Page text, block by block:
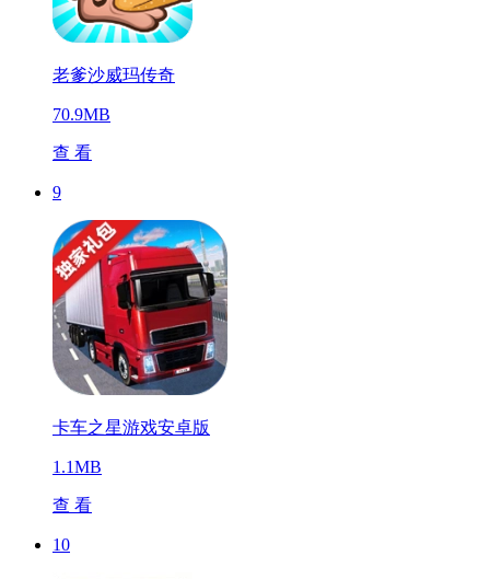
老爹沙威玛传奇
70.9MB
查 看
9
卡车之星游戏安卓版
1.1MB
查 看
10